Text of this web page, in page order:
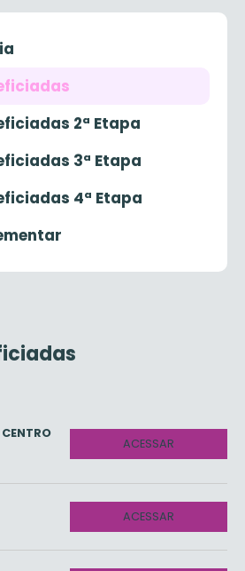
2ª Etapa
3ª Etapa
4ª Etapa
ACESSAR
ACESSAR